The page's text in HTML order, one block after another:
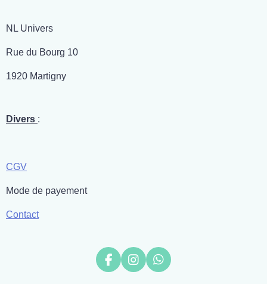
NL Univers
Rue du Bourg 10
1920 Martigny
Divers :
CGV
Mode de payement
Contact
F
I
W